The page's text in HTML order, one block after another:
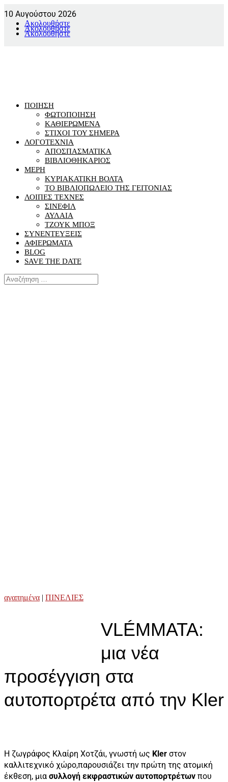
10 Αυγούστου 2026
Ακολουθήστε
Ακολουθήστε
Ακολουθήστε
ΠΟΙΗΣΗ
ΦΩΤΟΠΟΙΗΣΗ
ΚΑΘΙΕΡΩΜΕΝΑ
ΣΤΙΧΟΙ ΤΟΥ ΣΗΜΕΡΑ
ΛΟΓΟΤΕΧΝΙΑ
ΑΠΟΣΠΑΣΜΑΤΙΚΑ
ΒΙΒΛΙΟΘΗΚΑΡΙΟΣ
ΜΕΡΗ
ΚΥΡΙΑΚΑΤΙΚΗ ΒΟΛΤΑ
ΤΟ ΒΙΒΛΙΟΠΩΛΕΙΟ ΤΗΣ ΓΕΙΤΟΝΙΑΣ
ΛΟΙΠΕΣ ΤΕΧΝΕΣ
ΣΙΝΕΦΙΛ
ΑΥΛΑΙΑ
ΤΖΟΥΚ ΜΠΟΞ
ΣΥΝΕΝΤΕΥΞΕΙΣ
ΑΦΙΕΡΩΜΑΤΑ
BLOG
SAVE THE DATE
αγαπημένα | ΠΙΝΕΛΙΕΣ
VLÉMMATA:
μια νέα
προσέγγιση στα
αυτοπορτρέτα από την Kler
Η ζωγράφος Κλαίρη Χοτζάι, γνωστή ως Kler στον
καλλιτεχνικό χώρο,παρουσιάζει την πρώτη της ατομική
έκθεση, μια συλλογή εκφραστικών αυτοπορτρέτων που